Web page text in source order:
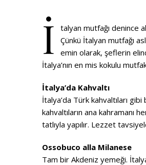
İ
talyan mutfağı denince
Çünkü İtalyan mutfağı
emin olarak, şeflerin
İtalya’nın en mis kokulu
İtalya’da Kahvaltı
İtalya’da Türk kahvaltıları
kahvaltıların ana kahramanı
tatlıyla yapılır. Lezzet
Ossobuco alla Milanese
Tam bir Akdeniz yemeği.